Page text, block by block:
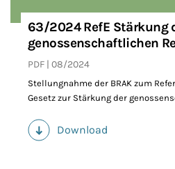
63/2024 RefE Stärkung
genossenschaftlichen
PDF 08/2024
Stellungnahme der BRAK zum
Gesetz zur Stärkung der
Download
(PDF)